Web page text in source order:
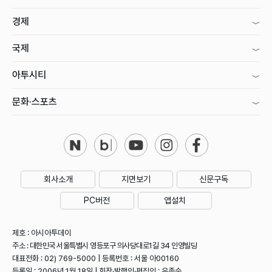
경제
국제
아투시티
문화·스포츠
회사소개 지면보기 신문구독
PC버전 앱설치
제호 : 아시아투데이
주소 : 대한민국 서울특별시 영등포구 의사당대로1길 34 인영빌딩
대표전화 : 02) 769-5000 | 등록번호 : 서울 아00160